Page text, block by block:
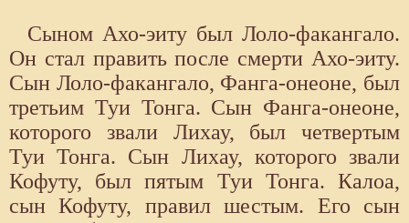
Сыном Ахо-эиту был Лоло-факангало.
Он стал править после смерти Ахо-эиту.
Сын Лоло-факангало, Фанга-онеоне, был
третьим Туи Тонга. Сын Фанга-онеоне,
которого звали Лихау, был четвертым
Туи Тонга. Сын Лихау, которого звали
Кофуту, был пятым Туи Тонга. Калоа,
сын Кофуту, правил шестым. Его сын